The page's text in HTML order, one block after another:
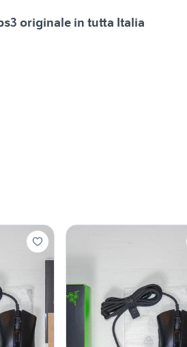
originale in tutta Italia